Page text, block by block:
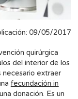
09/05/2017
quirúrgica
del interior de los
necesario extraer
fecundación in
donación. Es un